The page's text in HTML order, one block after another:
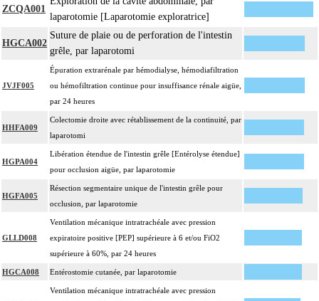
ZCQA001
laparotomie [Laparotomie exploratrice]
HGCA002
Suture de plaie ou de perforation de l'intestin
grêle, par laparotomi
JVJF005
Épuration extrarénale par hémodialyse, hémodiafiltration
ou hémofiltration continue pour insuffisance rénale aigüe,
par 24 heures
HHFA009
Colectomie droite avec rétablissement de la continuité, par
laparotomi
HGPA004
Libération étendue de l'intestin grêle [Entérolyse étendue]
pour occlusion aigüe, par laparotomie
HGFA005
Résection segmentaire unique de l'intestin grêle pour
occlusion, par laparotomie
GLLD008
Ventilation mécanique intratrachéale avec pression
expiratoire positive [PEP] supérieure à 6 et/ou FiO2
supérieure à 60%, par 24 heures
HGCA008 Entérostomie cutanée, par laparotomie
Ventilation mécanique intratrachéale avec pression